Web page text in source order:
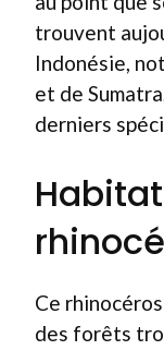
trouvent
Indonésie,
et de
derniers
Ce
des forêts